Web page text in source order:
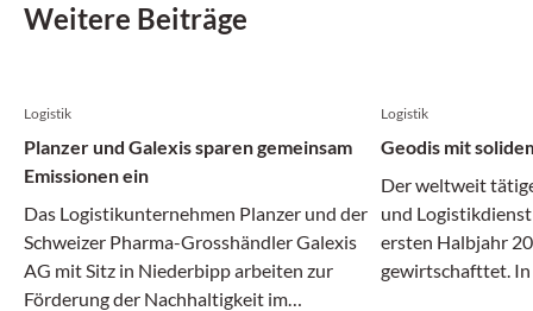
Weitere Beiträge
Logistik
Planzer und Galexis sparen gemeinsam
Emissionen ein
Das Logistikunternehmen Planzer und der
Schweizer Pharma-Grosshändler Galexis
AG mit Sitz in Niederbipp arbeiten zur
Förderung der Nachhaltigkeit im
Logistik
Geodis mit
Der weltweit
und
ersten Halbjahr
gewirtschafttet.